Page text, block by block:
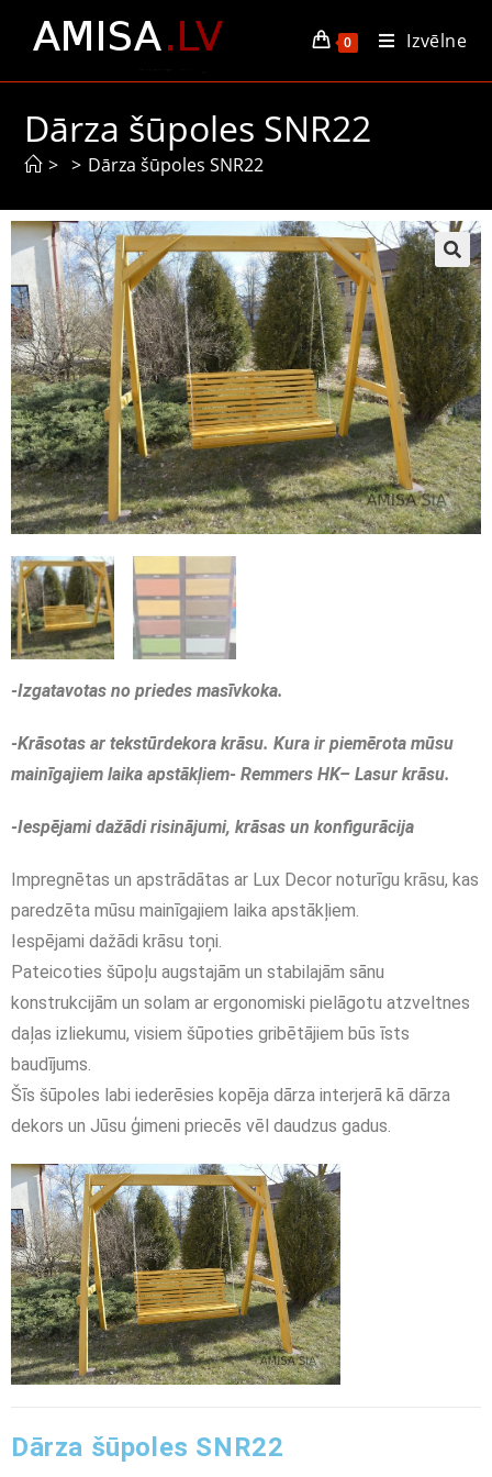
0 Izvēlne
Dārza šūpoles SNR22
> > Dārza šūpoles SNR22
-Izgatavotas no priedes masīvkoka.
-Krāsotas ar tekstūrdekora krāsu. Kura ir piemērota mūsu
mainīgajiem laika apstākļiem- Remmers HK– Lasur krāsu.
-Iespējami dažādi risinājumi, krāsas un konfigurācija
Impregnētas un apstrādātas ar Lux Decor noturīgu krāsu, kas
paredzēta mūsu mainīgajiem laika apstākļiem.
Iespējami dažādi krāsu toņi.
Pateicoties šūpoļu augstajām un stabilajām sānu
konstrukcijām un solam ar ergonomiski pielāgotu atzveltnes
daļas izliekumu, visiem šūpoties gribētājiem būs īsts
baudījums.
Šīs šūpoles labi iederēsies kopēja dārza interjerā kā dārza
dekors un Jūsu ģimeni priecēs vēl daudzus gadus.
Dārza šūpoles SNR22